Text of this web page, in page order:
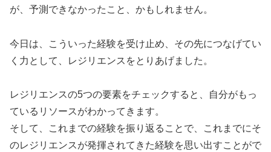
が、予測できなかったこと、かもしれません。
今日は、こういった経験を受け止め、その先につなげてい
く力として、レジリエンスをとりあげました。
レジリエンスの5つの要素をチェックすると、自分がもっ
ているリソースがわかってきます。
そして、これまでの経験を振り返ることで、これまでにそ
のレジリエンスが発揮されてきた経験を思い出すことがで